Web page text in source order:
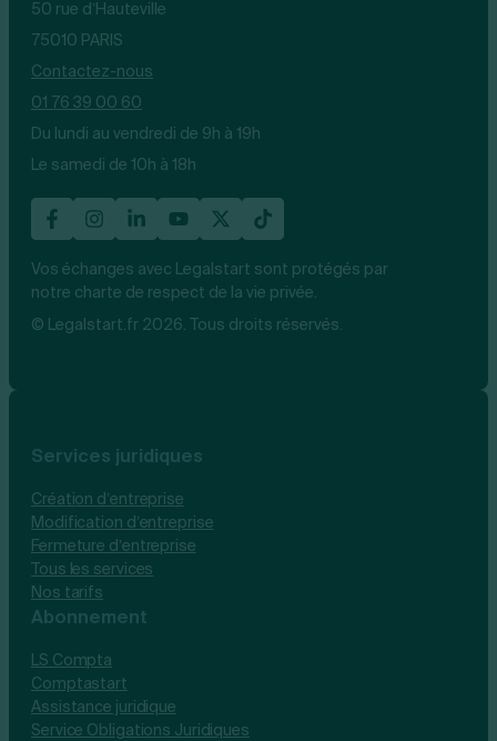
50 rue d’Hauteville
75010 PARIS
Contactez-nous
01 76 39 00 60
Du lundi au vendredi de 9h à 19h
Le samedi de 10h à 18h
Vos échanges avec Legalstart sont protégés par
notre charte de respect de la vie privée.
© Legalstart.fr 2026. Tous droits réservés.
Services juridiques
Création d’entreprise
Modification d’entreprise
Fermeture d’entreprise
Tous les services
Nos tarifs
Abonnement
LS Compta
Comptastart
Assistance juridique
Service Obligations Juridiques